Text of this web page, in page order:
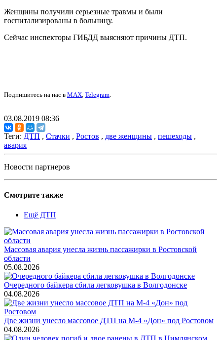
Женщины получили серьезные травмы и были
госпитализированы в больницу.
Сейчас инспекторы ГИБДД выясняют причины ДТП.
Подпишитесь на нас в MAX, Telegram.
03.08.2019 08:36
Теги: ДТП , Стачки , Ростов , две женщины , пешеходы ,
авария
Новости партнеров
Смотрите также
Ещё ДТП
Массовая авария унесла жизнь пассажирки в Ростовской
области
05.08.2026
Очередного байкера сбила легковушка в Волгодонске
04.08.2026
Две жизни унесло массовое ДТП на М-4 «Дон» под Ростовом
04.08.2026